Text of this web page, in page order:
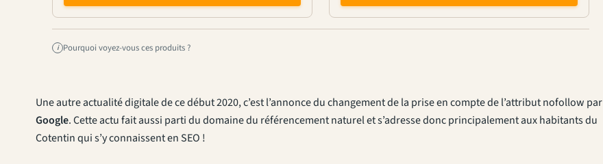
i Pourquoi voyez-vous ces produits ?
Une autre actualité digitale de ce début 2020, c’est l’annonce du changement de la prise en compte de l’attribut nofollow par
Google. Cette actu fait aussi parti du domaine du référencement naturel et s’adresse donc principalement aux habitants du
Cotentin qui s’y connaissent en SEO !